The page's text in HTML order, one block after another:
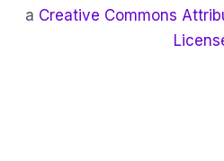
a Creative Commons